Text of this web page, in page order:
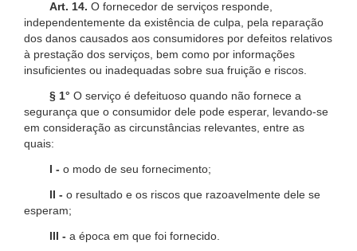
Art. 14. O fornecedor de serviços responde,
independentemente da existência de culpa, pela reparação
dos danos causados aos consumidores por defeitos relativos
à prestação dos serviços, bem como por informações
insuficientes ou inadequadas sobre sua fruição e riscos.
§ 1° O serviço é defeituoso quando não fornece a
segurança que o consumidor dele pode esperar, levando-se
em consideração as circunstâncias relevantes, entre as
quais:
I - o modo de seu fornecimento;
II - o resultado e os riscos que razoavelmente dele se
esperam;
III - a época em que foi fornecido.